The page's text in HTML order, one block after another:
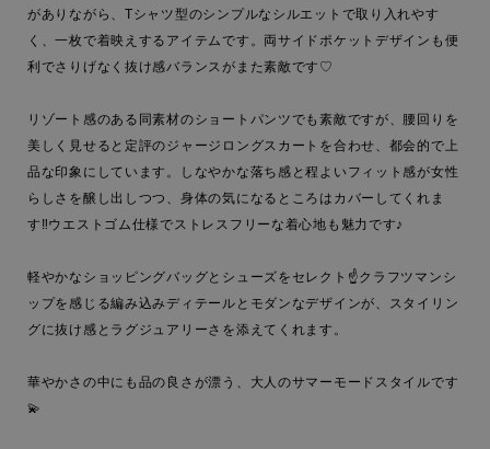
がありながら、Tシャツ型のシンプルなシルエットで取り入れやす
く、一枚で着映えするアイテムです。両サイドポケットデザインも便
利でさりげなく抜け感バランスがまた素敵です♡
リゾート感のある同素材のショートパンツでも素敵ですが、腰回りを
美しく見せると定評のジャージロングスカートを合わせ、都会的で上
品な印象にしています。しなやかな落ち感と程よいフィット感が女性
らしさを醸し出しつつ、身体の気になるところはカバーしてくれま
す‼︎ウエストゴム仕様でストレスフリーな着心地も魅力です♪
軽やかなショッピングバッグとシューズをセレクト☝️クラフツマンシ
ップを感じる編み込みディテールとモダンなデザインが、スタイリン
グに抜け感とラグジュアリーさを添えてくれます。
華やかさの中にも品の良さが漂う、大人のサマーモードスタイルです
💫